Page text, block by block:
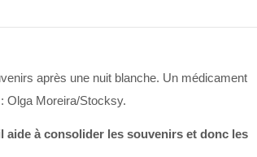
après une nuit blanche. Un médicament
Olga Moreira/Stocksy.
aide à consolider les souvenirs et donc les